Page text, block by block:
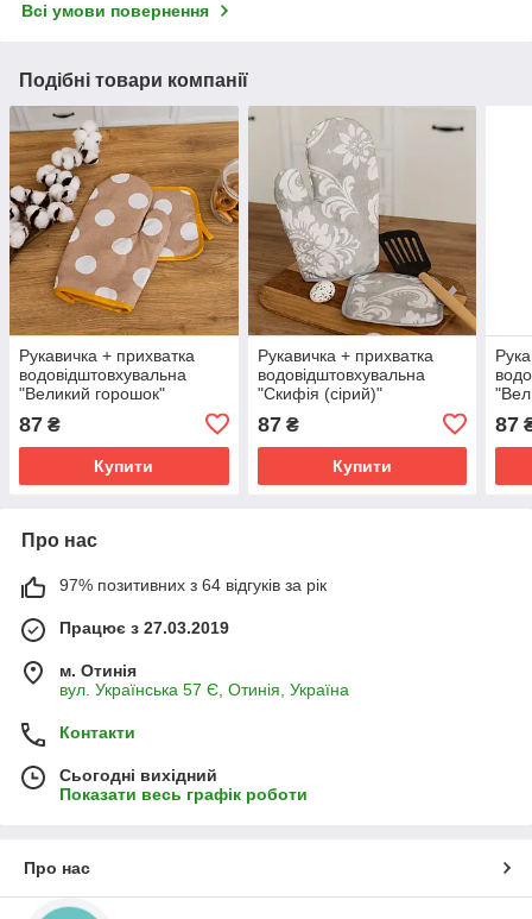
Всі умови повернення
Подібні товари компанії
Рукавичка + прихватка
водовідштовхувальна
"Великий горошок"
87 ₴
Купити
Рукавичка + прихватка
водовідштовхувальна
"Скифія (сірий)"
87₴
Купити
87
Про нас
97% позитивних з 64 відгуків за рік
Працює з 27.03.2019
м. Отинія
вул. Українська 57 Є, Отинія, Україна
Контакти
Сьогодні вихідний
Показати весь графік роботи
Про нас